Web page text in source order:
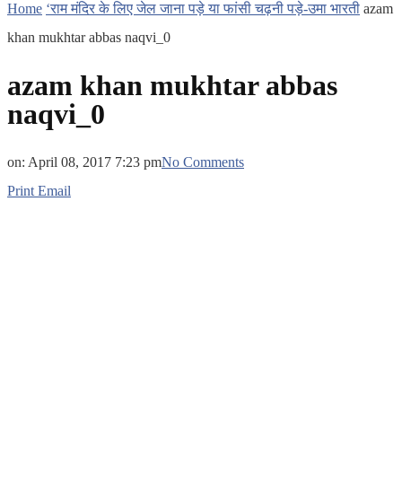
Home ‘राम मंदिर के लिए जेल जाना पड़े या फांसी चढ़नी पड़े-उमा भारती azam
khan mukhtar abbas naqvi_0
azam khan mukhtar abbas
naqvi_0
on: April 08, 2017 7:23 pmNo Comments
Print Email